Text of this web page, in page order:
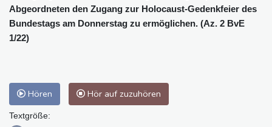
Abgeordneten den Zugang zur Holocaust-Gedenkfeier des
Bundestags am Donnerstag zu ermöglichen. (Az. 2 BvE
1/22)
Hören Hör auf zuzuhören
Textgröße: